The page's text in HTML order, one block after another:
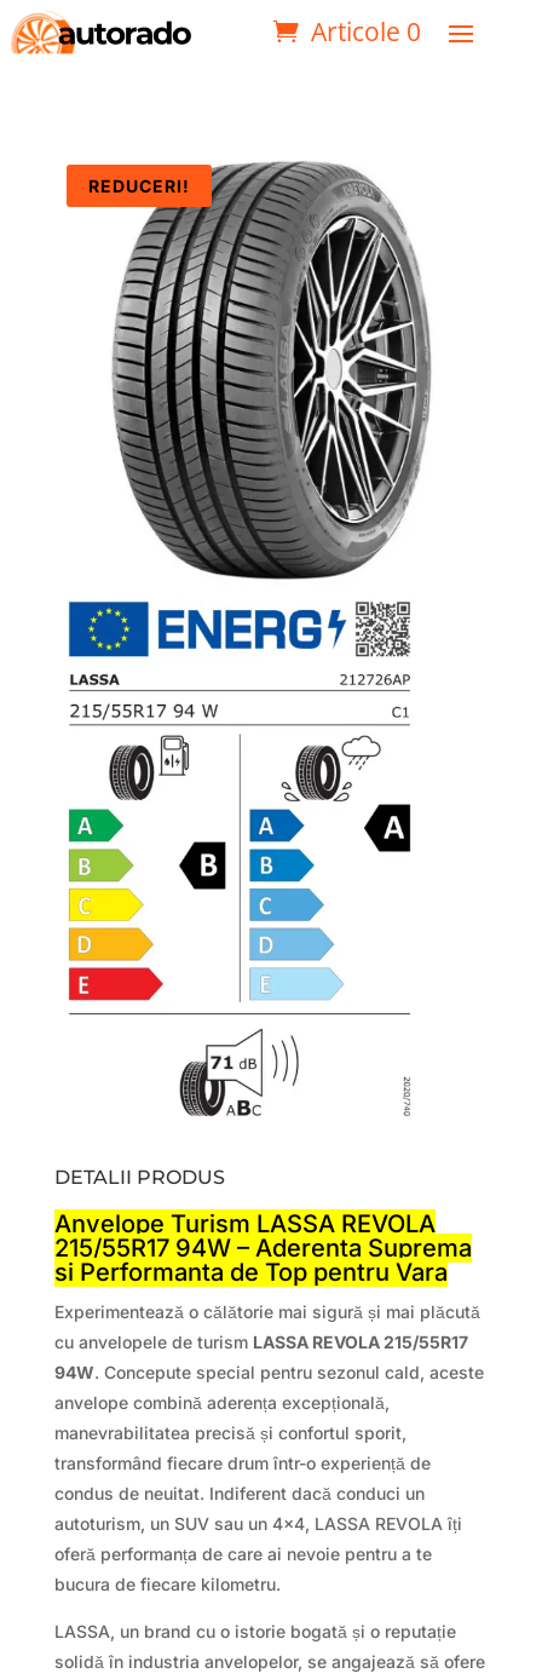
Articole 0
REDUCERI!
DETALII PRODUS
Anvelope Turism LASSA REVOLA
215/55R17 94W – Aderenta Suprema
si Performanta de Top pentru Vara
Experimentează o călătorie mai sigură și mai plăcută
cu anvelopele de turism LASSA REVOLA 215/55R17
94W. Concepute special pentru sezonul cald, aceste
anvelope combină aderența excepțională,
manevrabilitatea precisă și confortul sporit,
transformând fiecare drum într-o experiență de
condus de neuitat. Indiferent dacă conduci un
autoturism, un SUV sau un 4×4, LASSA REVOLA îți
oferă performanța de care ai nevoie pentru a te
bucura de fiecare kilometru.
LASSA, un brand cu o istorie bogată și o reputație
solidă în industria anvelopelor, se angajează să ofere